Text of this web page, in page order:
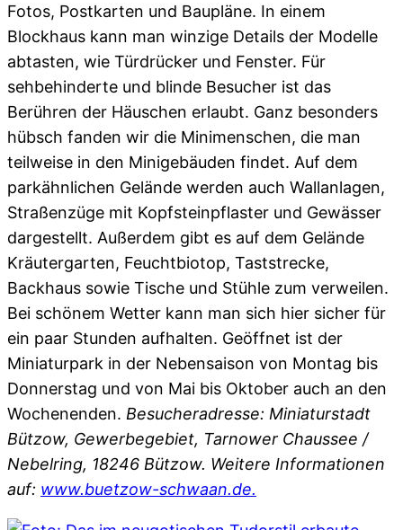
Fotos, Postkarten und Baupläne. In einem
Blockhaus kann man winzige Details der Modelle
abtasten, wie Türdrücker und Fenster. Für
sehbehinderte und blinde Besucher ist das
Berühren der Häuschen erlaubt. Ganz besonders
hübsch fanden wir die Minimenschen, die man
teilweise in den Minigebäuden findet. Auf dem
parkähnlichen Gelände werden auch Wallanlagen,
Straßenzüge mit Kopfsteinpflaster und Gewässer
dargestellt. Außerdem gibt es auf dem Gelände
Kräutergarten, Feuchtbiotop, Taststrecke,
Backhaus sowie Tische und Stühle zum verweilen.
Bei schönem Wetter kann man sich hier sicher für
ein paar Stunden aufhalten. Geöffnet ist der
Miniaturpark in der Nebensaison von Montag bis
Donnerstag und von Mai bis Oktober auch an den
Wochenenden. Besucheradresse: Miniaturstadt
Bützow, Gewerbegebiet, Tarnower Chaussee /
Nebelring, 18246 Bützow. Weitere Informationen
auf: www.buetzow-schwaan.de.